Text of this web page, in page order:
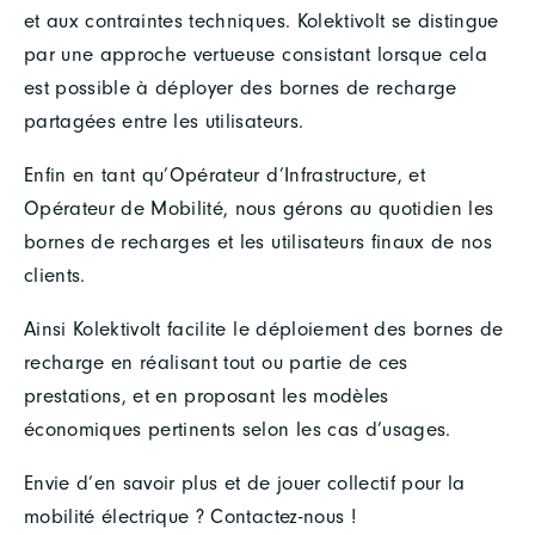
et aux contraintes techniques. Kolektivolt se distingue
par une approche vertueuse consistant lorsque cela
est possible à déployer des bornes de recharge
partagées entre les utilisateurs.
Enfin en tant qu’Opérateur d’Infrastructure, et
Opérateur de Mobilité, nous gérons au quotidien les
bornes de recharges et les utilisateurs finaux de nos
clients.
Ainsi Kolektivolt facilite le déploiement des bornes de
recharge en réalisant tout ou partie de ces
prestations, et en proposant les modèles
économiques pertinents selon les cas d’usages.
Envie d’en savoir plus et de jouer collectif pour la
mobilité électrique ? Contactez-nous !